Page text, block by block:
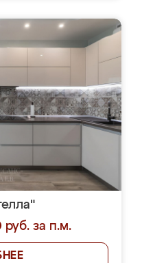
руб. за п.м.